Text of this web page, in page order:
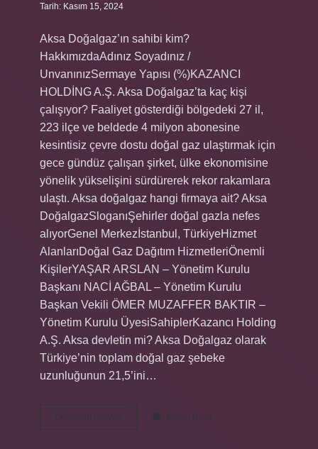
Tarih: Kasım 15, 2024
Aksa Doğalgaz’ın sahibi kim?
HakkımızdaAdınız Soyadınız /
UnvanınızSermaye Yapısı (%)KAZANCI
HOLDİNG A.Ş. Aksa Doğalgaz’ta kaç kişi
çalışıyor? Faaliyet gösterdiği bölgedeki 27 il,
223 ilçe ve beldede 4 milyon abonesine
kesintisiz çevre dostu doğal gaz ulaştırmak için
gece gündüz çalışan şirket, ülke ekonomisine
yönelik yükselişini sürdürerek rekor rakamlara
ulaştı. Aksa doğalgaz hangi firmaya ait? Aksa
DoğalgazSloganıŞehirler doğal gazla nefes
alıyorGenel Merkezİstanbul, TürkiyeHizmet
AlanlarıDoğal Gaz Dağıtım HizmetleriÖnemli
KişilerYAŞAR ARSLAN – Yönetim Kurulu
Başkanı NACİ AĞBAL – Yönetim Kurulu
Başkan Vekili ÖMER MUZAFFER BAKTIR –
Yönetim Kurulu ÜyesiSahiplerKazancı Holding
A.Ş. Aksa devletin mi? Aksa Doğalgaz olarak
Türkiye’nin toplam doğal gaz şebeke
uzunluğunun 21,5’ini…
Devamını okuyun
Türkiyenin
En
Yorum Bırak